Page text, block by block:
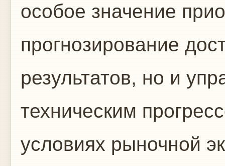
особое значение
прогнозирование
результатов, но и
техническим
условиях рыночной